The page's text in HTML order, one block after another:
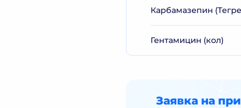
Карбамазепин
Гентамицин (кол)
Заявка на